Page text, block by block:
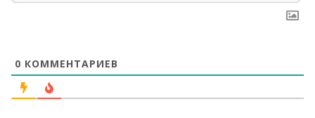
0 КОММЕНТАРИЕВ